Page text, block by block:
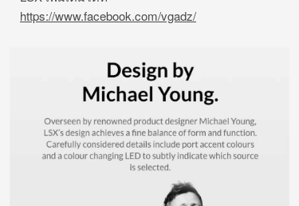
https://www.facebook.com/vgadz/